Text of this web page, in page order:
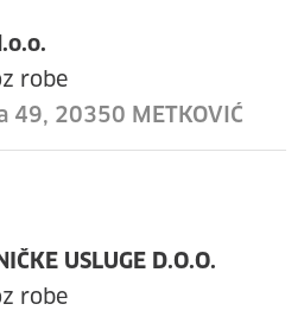
49, 20350 METKOVIĆ
robe
USLUGE D.O.O.
robe